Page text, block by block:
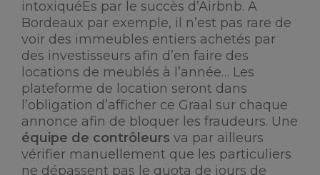
intoxiquéEs par le succès d’Airbnb. A
Bordeaux par exemple, il n’est pas rare de
voir des immeubles entiers achetés par
des investisseurs afin d’en faire des
locations de meublés à l’année… Les
plateforme de location seront dans
l’obligation d’afficher ce Graal sur chaque
annonce afin de bloquer les fraudeurs. Une
équipe de contrôleurs va par ailleurs
vérifier manuellement que les particuliers
ne dépassent pas le quota de jours de